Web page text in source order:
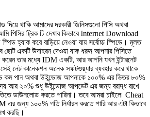
থাকি আমাদের দরকারী জিনিসগুলো পিসি অথবা
পিসির ট্রিক টি দেখাব কিভাবে Internet Download
হ্যাক করে বাড়িয়ে নেওয়া যায় সর্বোচ্চ স্পিডে। মূলত
ছোট একটি উদাহরন দেওয়া যাক ধরুন আপনার পিসিতে
তার মধ্যে IDM একটি, আর আপনি যখন ইন্টারনেট
নেট কানেকশন অনেক সফটওয়্যার ব্যবহার করে থাকে
কম পান অথবা উইন্ডোজ আপনাকে ১০০% এর ভিতর ৮০%
আর ২০% শুধু উইন্ডোজ আপডেট এর জন্য বরাদ্ধ রাখে
ডাউনলোড করতে পারিনা। তবে আমরা চাইলে Cheat
জন্য ১০০% গতি নির্ধারন করতে পারি আর এটা কিভাবে
করছি।